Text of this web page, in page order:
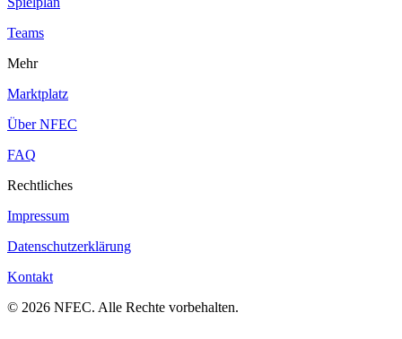
Teams
Mehr
Marktplatz
Über NFEC
FAQ
Rechtliches
Impressum
Datenschutzerklärung
Kontakt
© 2026 NFEC. Alle Rechte vorbehalten.